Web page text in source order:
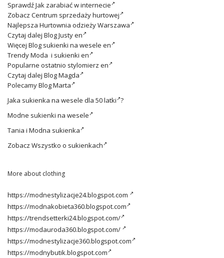
SprawdźJak zarabiać w internecie
Zobacz Centrum sprzedaży hurtowej
Najlepsza Hurtownia odzieży Warszawa
Czytaj dalej Blog Justy en
Więcej Blog sukienki na wesele en
TrendyModa i sukienki en
Popularne ostatnio stylomierz en
Czytaj dalej Blog Magda
PolecamyBlog Marta
Jaka sukienka na wesele dla 50 latki ?
Modne sukienki na wesele
Tania i Modna sukienka
Zobacz Wszystko o sukienkach
More about clothing
https://modnestylizacje24.blogspot.com
https://modnakobieta360.blogspot.com
https://trendsetterki24.blogspot.com/
https://modauroda360.blogspot.com/
https://modnestylizacje360.blogspot.com
https://modnybutik.blogspot.com